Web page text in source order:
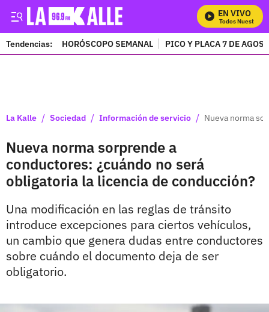
EN VIVO
Mira Todos Nuestros
Tendencias: HORÓSCOPO SEMANAL PICO Y PLACA 7 DE
La Kalle / Sociedad / Información de servicio / Nueva norma
Nueva norma sorprende a
conductores: ¿cuándo no será
obligatoria la licencia de conducción?
Una modificación en las reglas de tránsito
introduce excepciones para ciertos vehículos,
un cambio que genera dudas entre conductores
sobre cuándo el documento deja de ser
obligatorio.